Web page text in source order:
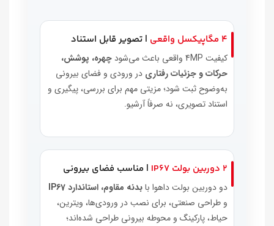
۴ مگاپیکسل واقعی | تصویر قابل استناد
کیفیت 4MP واقعی باعث می‌شود
چهره، پوشش،
حرکات و جزئیات رفتاری در ورودی و فضای بیرونی
به‌وضوح ثبت شود؛ مزیتی مهم برای بررسی، پیگیری و
استناد تصویری، نه صرفاً آرشیو.
۲ دوربین بولت IP67 | مناسب فضای بیرونی
دو دوربین بولت داهوا بابدنه مقاوم، استاندارد IP67
و طراحی صنعتی، برای نصب در ورودی‌ها، ویترین،
حیاط، پارکینگ و محوطه بیرونی طراحی شده‌اند؛